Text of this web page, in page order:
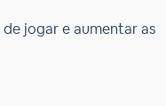
jogar e aumentar as